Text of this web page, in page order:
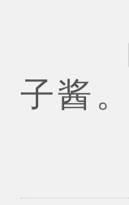
时
子酱。
内